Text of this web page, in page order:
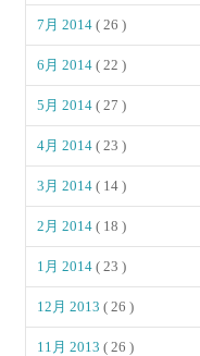
7月 2014( 26 )
6月 2014( 22 )
5月 2014( 27 )
4月 2014( 23 )
3月 2014( 14 )
2月 2014( 18 )
1月 2014( 23 )
12月 2013( 26 )
11月 2013( 26 )